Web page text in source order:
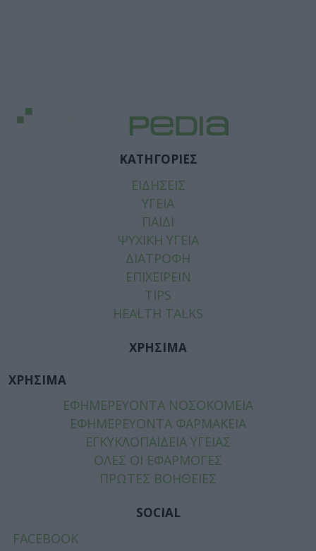
ΚΑΤΗΓΟΡΙΕΣ
ΕΙΔΗΣΕΙΣ
ΥΓΕΙΑ
ΠΑΙΔΙ
ΨΥΧΙΚΗ ΥΓΕΙΑ
ΔΙΑΤΡΟΦΗ
ΕΠΙΧΕΙΡΕΙΝ
TIPS
HEALTH TALKS
ΧΡΗΣΙΜΑ
ΧΡΗΣΙΜΑ
ΕΦΗΜΕΡΕΥΟΝΤΑ ΝΟΣΟΚΟΜΕΙΑ
ΕΦΗΜΕΡΕΥΟΝΤΑ ΦΑΡΜΑΚΕΙΑ
ΕΓΚΥΚΛΟΠΑΙΔΕΙΑ ΥΓΕΙΑΣ
ΟΛΕΣ ΟΙ ΕΦΑΡΜΟΓΕΣ
ΠΡΩΤΕΣ ΒΟΗΘΕΙΕΣ
SOCIAL
FACEBOOK